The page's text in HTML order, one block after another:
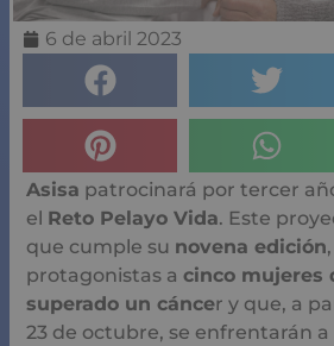
6 de abril 2023
Asisa patrocinará por tercer
el Reto Pelayo Vida. Este
que cumple su novena edición
protagonistas a cinco mujeres
superado un cáncer y que, a
23 de octubre, se enfrentarán